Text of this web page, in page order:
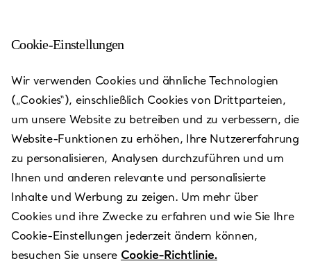
Vienna - Kohlmarkt
Heute bis 19:00 geöffnet
VEREINBAREN SIE EINEN TERMIN
Verfügbare Leistungen
Cookie-Einstellungen
Wir verwenden Cookies und ähnliche Technologien
(„Cookies“), einschließlich Cookies von Drittparteien,
um unsere Website zu betreiben und zu verbessern, die
Website-Funktionen zu erhöhen, Ihre Nutzererfahrung
zu personalisieren, Analysen durchzuführen und um
Ihnen und anderen relevante und personalisierte
Inhalte und Werbung zu zeigen. Um mehr über
Cookies und ihre Zwecke zu erfahren und wie Sie Ihre
Cookie-Einstellungen jederzeit ändern können,
besuchen Sie unsere Cookie-Richtlinie.